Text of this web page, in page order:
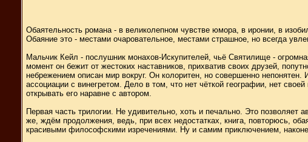
Обаятельность романа - в великолепном чувстве юмора, в иронии, в
Обаяние это - местами очаровательное, местами страшное, но всегда
Мальчик Кейл - послушник монахов-Искупителей, чьё Святилище -
момент он бежит от жестоких наставников, прихватив своих друзей,
небрежением описан мир вокруг. Он колоритен, но совершенно
ассоциации с винегретом. Дело в том, что нет чёткой географии, нет
открывать его наравне с автором.
Первая часть трилогии. Не удивительно, хоть и печально. Это позволяет
же, ждём продолжения, ведь, при всех недостатках, книга, повторюсь,
красивыми философскими изречениями. Ну и самим приключением,